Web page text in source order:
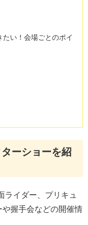
い！会場ごとのポイ
ーショーを紹
ライダー、プリキュ
握手会などの開催情